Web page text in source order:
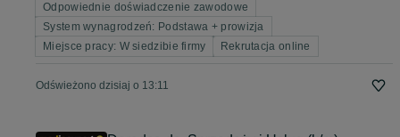
Odpowiednie doświadczenie zawodowe
System wynagrodzeń: Podstawa + prowizja
Miejsce pracy: W siedzibie firmy
Rekrutacja online
Odświeżono dzisiaj o 13:11